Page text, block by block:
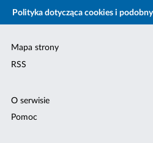
Polityka dotycząca cookies i
Mapa strony
RSS
O serwisie
Pomoc